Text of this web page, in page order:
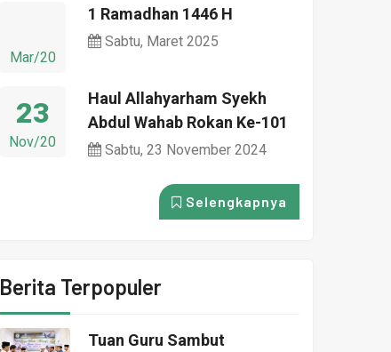
Mar/20
1 Ramadhan 1446 H
Sabtu, Maret 2025
23
Nov/20
Haul Allahyarham Syekh
Abdul Wahab Rokan Ke-101
Sabtu, 23 November 2024
Selengkapnya
Berita Terpopuler
Tuan Guru Sambut